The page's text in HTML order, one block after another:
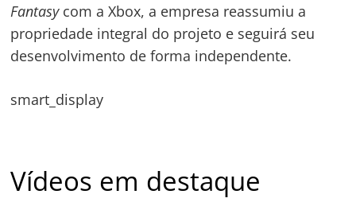
Fantasycom a Xbox, a empresa reassumiu a
propriedade integral do projeto e seguirá seu
desenvolvimento de forma independente.
smart_display
Vídeos em destaque